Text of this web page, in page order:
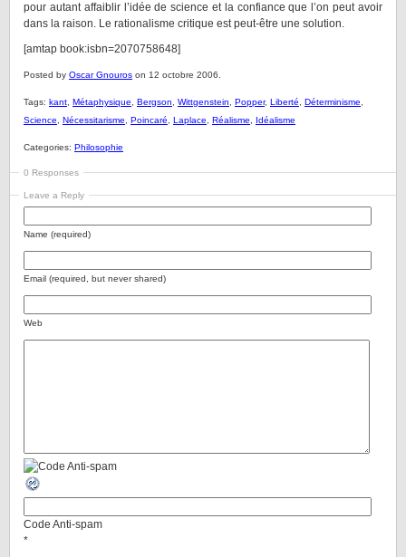
pour autant affaiblir l’idée de science et la confiance que l’on peut avoir
dans la raison. Le rationalisme critique est peut-être une solution.
[amtap book:isbn=2070758648]
Posted by Oscar Gnouros on 12 octobre 2006.
Tags: kant Métaphysique Bergson Wittgenstein Popper, Liberté Déterminisme
Science
Nécessitarisme Poincaré Laplace Réalisme Idéalisme
Categories: Philosophie
0 Responses
Leave a Reply
Name (required)
Email (required, but never shared)
Web
Code Anti-spam
*